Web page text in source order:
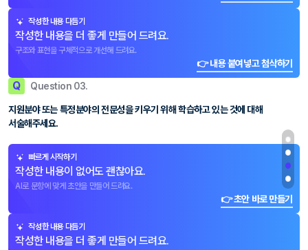
작성한 내용 다듬기
작성한 내용을 더 좋게 만들어 드려요.
구조와 표현을 구체적으로 개선해 드려요.
👉 내용 붙여넣고 첨삭하기
Q Question 03.
지원분야 또는 특정분야의 전문성을 키우기 위해 학습하고 있는 것에 대해
서술해주세요.
빠르게 시작하기
작성한 내용이 없어도 괜찮아요.
AI로 문항에 맞게 초안을 만들어 드려요.
👉 초안 바로 만들기
작성한 내용 다듬기
작성한 내용을 더 좋게 만들어 드려요.